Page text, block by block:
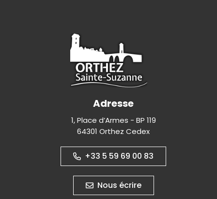
Adresse
1, Place d’Armes - BP 119
64301 Orthez Cedex
+33 5 59 69 00 83
Nous écrire